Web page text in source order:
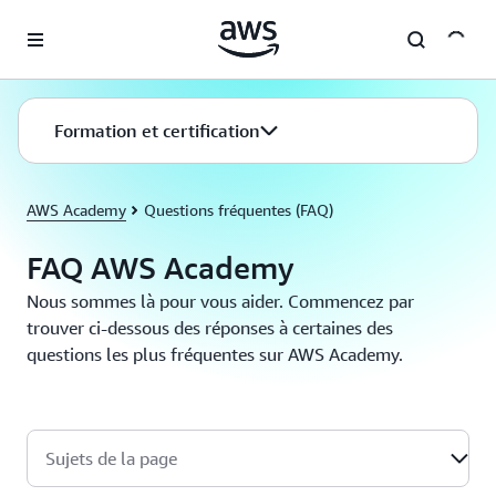
Formation et certification
AWS Academy Questions fréquentes (FAQ)
FAQ AWS Academy
Nous sommes là pour vous aider. Commencez par
trouver ci-dessous des réponses à certaines des
questions les plus fréquentes sur AWS Academy.
Sujets de la page